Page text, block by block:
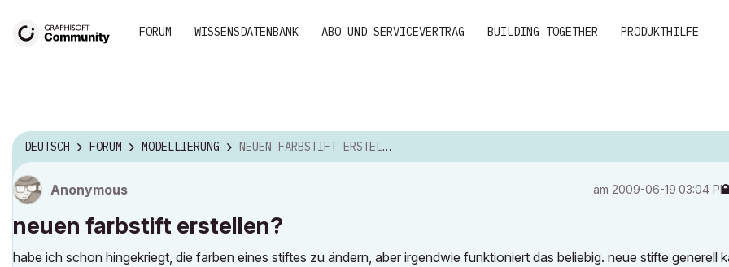
FORUM WISSENSDATENBANK ABO UND SERVICEVERTRAG BUILDING TOGETHER PRODUKTHILFE
DEUTSCH FORUM MODELLIERUNG NEUEN FARBSTIFT ERSTELLEN?
Anonymous am ‎2009-06-19 03:04 PM
neuen farbstift erstellen?
habe ich schon hingekriegt, die farben eines stiftes zu ändern, aber irgendwie funktioniert das beliebig. neue stifte generell